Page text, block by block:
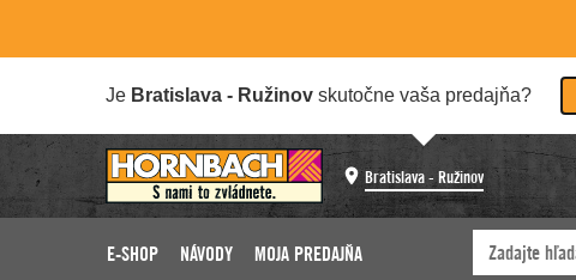
Je Bratislava - Ružinov skutočne vaša predajňa?
Bratislava - Ružinov
E-SHOP NÁVODY MOJA PREDAJŇA